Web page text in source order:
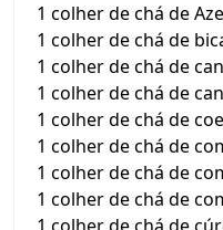
1 colher de chá de
1 colher de chá de
1 colher de chá de
1 colher de chá de
1 colher de chá de
1 colher de chá de
1 colher de chá de
1 colher de chá de